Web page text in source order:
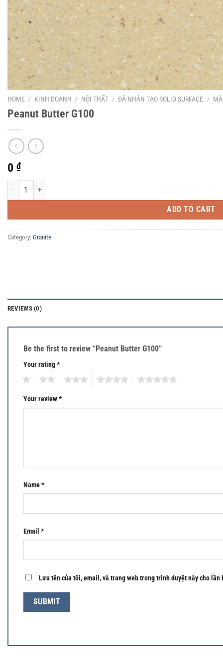
HOME / KINH DOANH / NỘI THẤT / ĐÁ NHÂN TẠO SOLID SURFACE /
Peanut Butter G100
0 ₫
Peanut Butter G100 quantity
ADD TO CART
Category: Granite
REVIEWS (0)
Be the first to review “Peanut Butter G100”
Your rating*
Your review*
Name*
Email *
Lưu tên của tôi, email, và trang web trong trình duyệt này cho